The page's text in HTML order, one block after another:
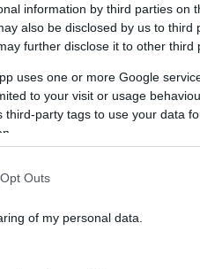
information by third parties on
also be disclosed by us to third
further disclose it to other third
uses one or more Google
to your visit or usage
third-party tags to use your data
Outs
of my personal data.